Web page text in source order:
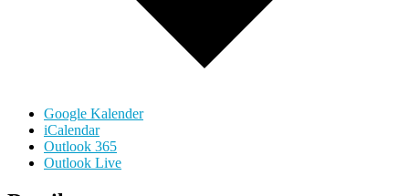
Google Kalender
iCalendar
Outlook 365
Outlook Live